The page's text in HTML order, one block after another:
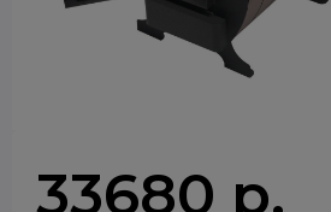
33680 р.